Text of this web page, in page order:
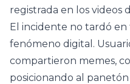
registrada en los videos
El incidente no tardó
fenómeno digital.
compartieron memes,
posicionando al